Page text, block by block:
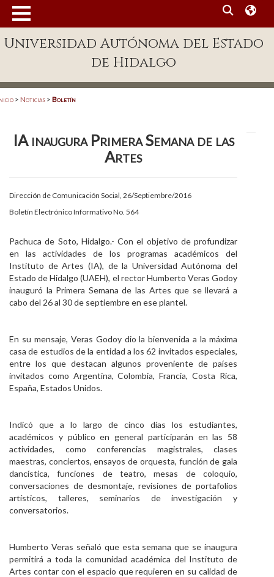
Enlaces
Patronato
Publicaciones en línea
Acreditación Internacional
Alumnado
Aspirantes
Personal
Visitantes
Universidad Autónoma del Estado
de Hidalgo
> Noticias > Boletín
IA inaugura Primera Semana de las
Artes
Dirección de Comunicación Social, 26/Septiembre/2016
Boletín Electrónico Informativo No. 564
Pachuca de Soto, Hidalgo.- Con el objetivo de profundizar
en las actividades de los programas académicos del
Instituto de Artes (IA), de la Universidad Autónoma del
Estado de Hidalgo (UAEH), el rector Humberto Veras Godoy
inauguró la Primera Semana de las Artes que se llevará a
cabo del 26 al 30 de septiembre en ese plantel.
En su mensaje, Veras Godoy dio la bienvenida a la máxima
casa de estudios de la entidad a los 62 invitados especiales,
entre los que destacan algunos proveniente de países
invitados como Argentina, Colombia, Francia, Costa Rica,
España, Estados Unidos.
Indicó que a lo largo de cinco días los estudiantes,
académicos y público en general participarán en las 58
actividades, como conferencias magistrales, clases
maestras, conciertos, ensayos de orquesta, función de gala
dancística, funciones de teatro, mesas de coloquio,
conversaciones de desmontaje, revisiones de portafolios
artísticos, talleres, seminarios de investigación y
conversatorios.
Humberto Veras señaló que esta semana que se inaugura
permitirá a toda la comunidad académica del Instituto de
Artes contar con el espacio que requieren en su calidad de